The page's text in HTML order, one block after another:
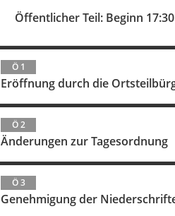
Öffentlicher Teil: Beginn
Ö 1
Eröffnung durch die
Ö 2
Änderungen zur Tagesordnung
Ö 3
Genehmigung der